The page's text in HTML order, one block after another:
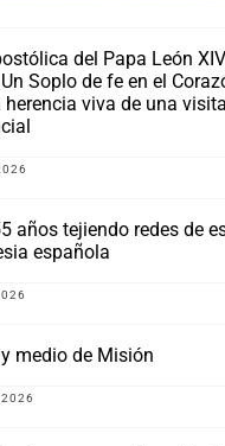
del Papa León
Soplo de fe en el
herencia viva de una visita
años tejiendo redes de
española
medio de Misión
2026